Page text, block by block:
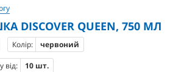
DISCOVER QUEEN, 750 МЛ
Колір: червоний
від: 10 шт.